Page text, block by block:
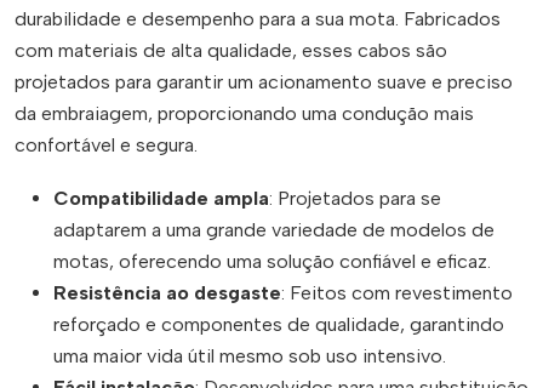
durabilidade e desempenho para a sua mota. Fabricados
com materiais de alta qualidade, esses cabos são
projetados para garantir um acionamento suave e preciso
da embraiagem, proporcionando uma condução mais
confortável e segura.
Compatibilidade ampla: Projetados para se
adaptarem a uma grande variedade de modelos de
motas, oferecendo uma solução confiável e eficaz.
Resistência ao desgaste: Feitos com revestimento
reforçado e componentes de qualidade, garantindo
uma maior vida útil mesmo sob uso intensivo.